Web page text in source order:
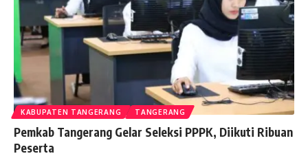
KABUPATEN TANGERANG TANGERANG
Pemkab Tangerang Gelar Seleksi PPPK, Diikuti Ribuan
Peserta